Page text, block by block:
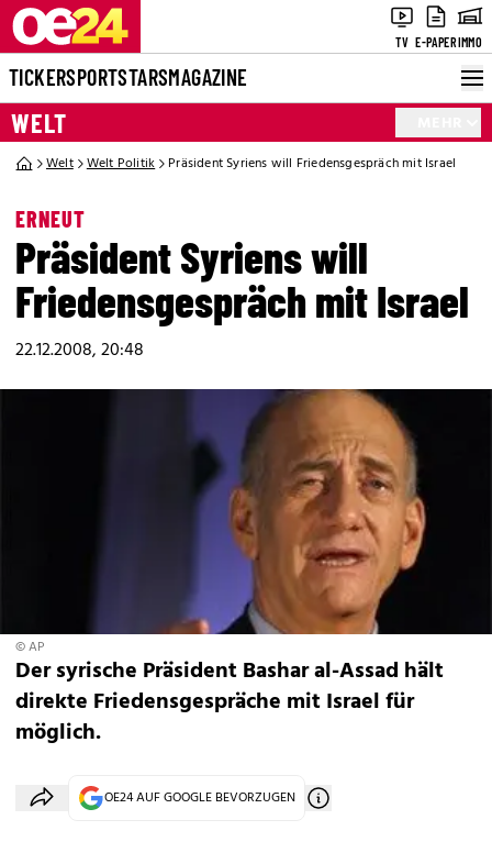
TV E-PAPERIMMO
TICKERSPORTSTARSMAGAZINE
WELT
Welt Welt Politik Präsident Syriens will Friedensgespräch mit Israel
ERNEUT
Präsident Syriens will
Friedensgespräch mit Israel
22.12.2008, 20:48
© AP
Der syrische Präsident Bashar al-Assad hält
direkte Friedensgespräche mit Israel für
möglich.
OE24 AUF GOOGLE BEVORZUGEN